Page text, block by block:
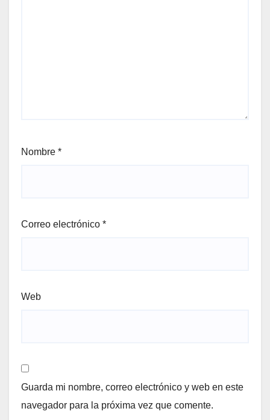
Nombre *
Correo electrónico *
Web
Guarda mi nombre, correo electrónico y web en este
navegador para la próxima vez que comente.